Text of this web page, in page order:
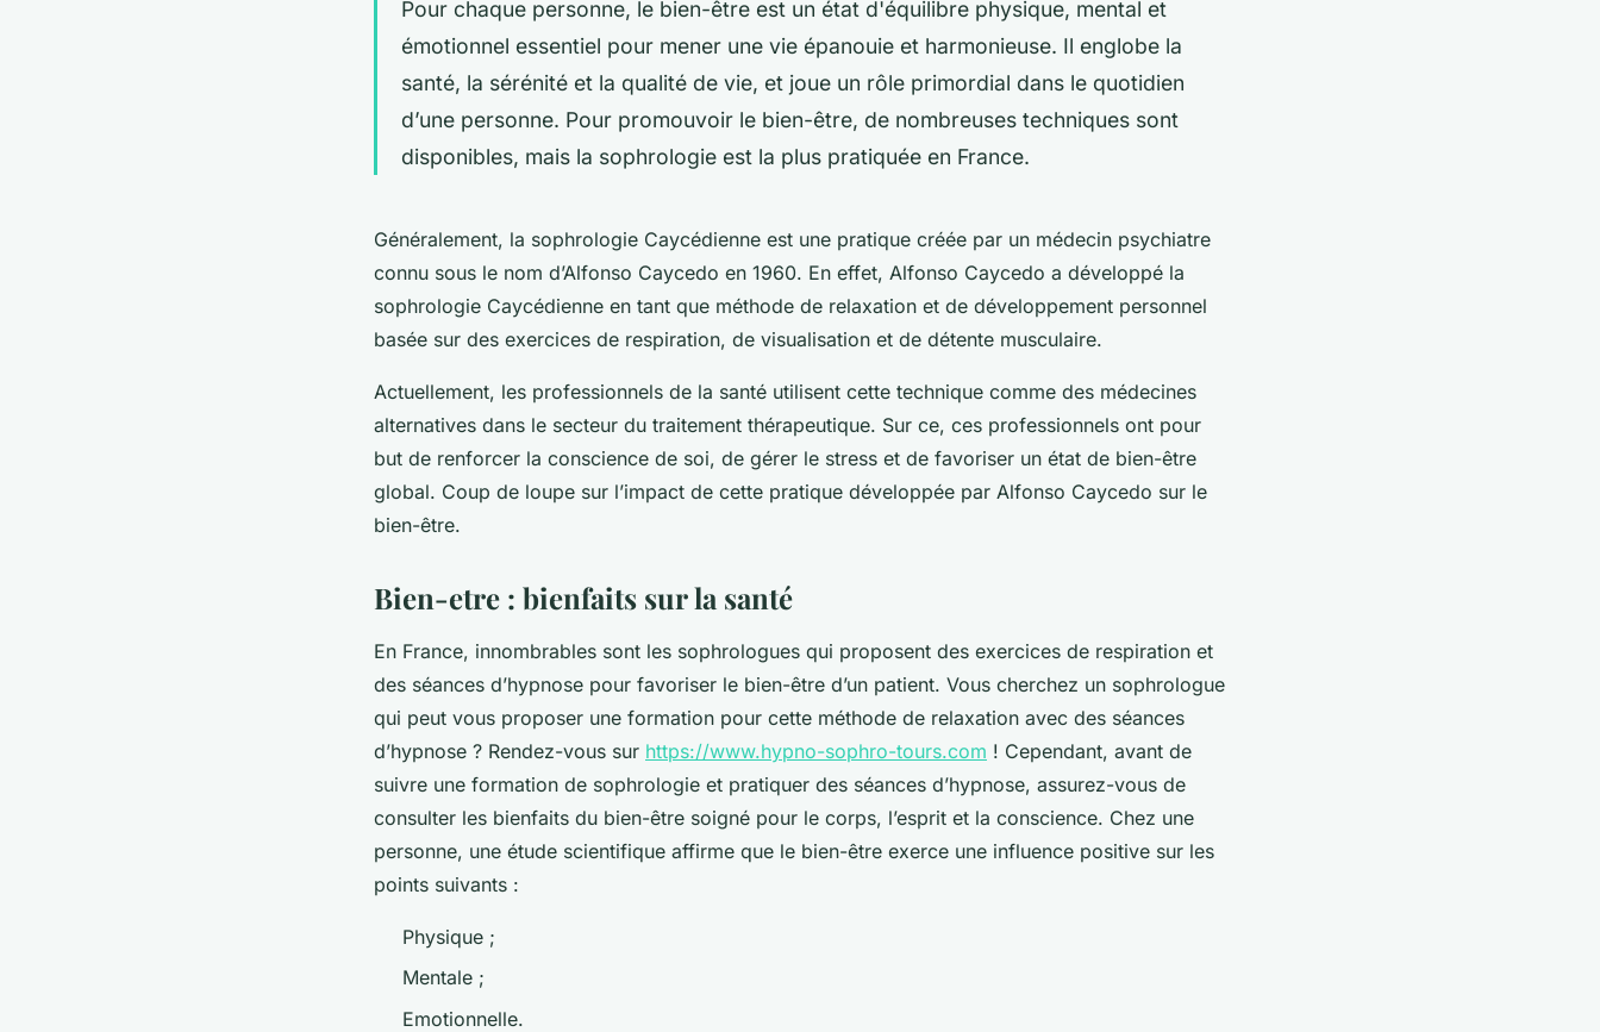
Pour chaque personne, le bien-être est un état d'équilibre physique, mental et
émotionnel essentiel pour mener une vie épanouie et harmonieuse. Il englobe la
santé, la sérénité et la qualité de vie, et joue un rôle primordial dans le quotidien
d’une personne. Pour promouvoir le bien-être, de nombreuses techniques sont
disponibles, mais la sophrologie est la plus pratiquée en France.
Généralement, la sophrologie Caycédienne est une pratique créée par un médecin psychiatre
connu sous le nom d’Alfonso Caycedo en 1960. En effet, Alfonso Caycedo a développé la
sophrologie Caycédienne en tant que méthode de relaxation et de développement personnel
basée sur des exercices de respiration, de visualisation et de détente musculaire.
Actuellement, les professionnels de la santé utilisent cette technique comme des médecines
alternatives dans le secteur du traitement thérapeutique. Sur ce, ces professionnels ont pour
but de renforcer la conscience de soi, de gérer le stress et de favoriser un état de bien-être
global. Coup de loupe sur l’impact de cette pratique développée par Alfonso Caycedo sur le
bien-être.
Bien-etre : bienfaits sur la santé
En France, innombrables sont les sophrologues qui proposent des exercices de respiration et
des séances d’hypnose pour favoriser le bien-être d’un patient. Vous cherchez un sophrologue
qui peut vous proposer une formation pour cette méthode de relaxation avec des séances
d’hypnose ? Rendez-vous sur https://www.hypno-sophro-tours.com ! Cependant, avant de
suivre une formation de sophrologie et pratiquer des séances d’hypnose, assurez-vous de
consulter les bienfaits du bien-être soigné pour le corps, l’esprit et la conscience. Chez une
personne, une étude scientifique affirme que le bien-être exerce une influence positive sur les
points suivants :
Physique ;
Mentale ;
Emotionnelle.